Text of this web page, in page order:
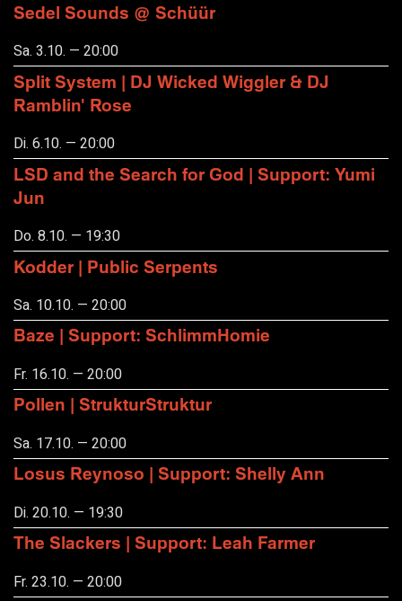
Sedel Sounds @ Schüür
Sa. 3.10. — 20:00
Split System | DJ Wicked Wiggler & DJ
Ramblin' Rose
Di. 6.10. — 20:00
LSD and the Search for God | Support: Yumi
Jun
Do. 8.10. — 19:30
Kodder | Public Serpents
Sa. 10.10. — 20:00
Baze | Support: SchlimmHomie
Fr. 16.10. — 20:00
Pollen | StrukturStruktur
Sa. 17.10. — 20:00
Losus Reynoso | Support: Shelly Ann
Di. 20.10. — 19:30
The Slackers | Support: Leah Farmer
Fr. 23.10. — 20:00